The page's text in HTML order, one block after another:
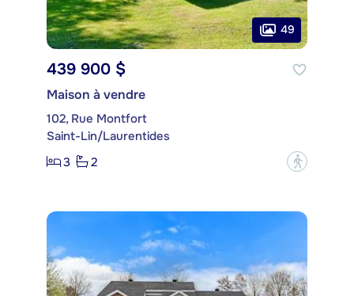
49
439 900 $
Maison à vendre
102, Rue Montfort
Saint-Lin/Laurentides
3
2 ?